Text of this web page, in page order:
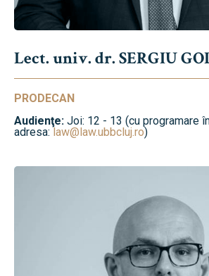
Lect. univ. dr. SERGIU
PRODECAN
Audienţe: Joi: 12 - 13 (cu programare
adresa:law@law.ubbcluj.ro)